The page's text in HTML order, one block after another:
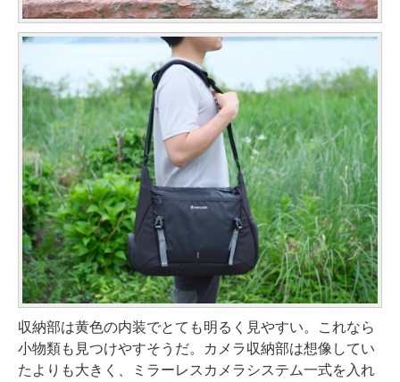
収納部は黄色の内装でとても明るく見やすい。これなら
小物類も見つけやすそうだ。カメラ収納部は想像してい
たよりも大きく、ミラーレスカメラシステム一式を入れ